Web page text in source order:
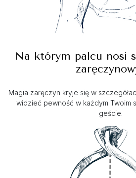
Na którym palcu nosi
Magia zaręczyn kryje się w
widzieć pewność w każdym Twoim
geście.